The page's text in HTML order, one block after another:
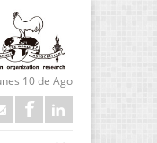
10 de Ago